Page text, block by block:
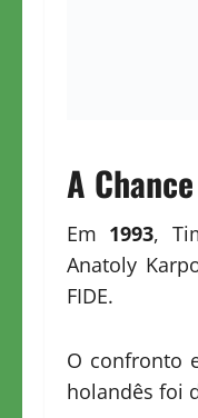
A
Em 1993,
Anatoly
FIDE.
O confronto
holandês foi